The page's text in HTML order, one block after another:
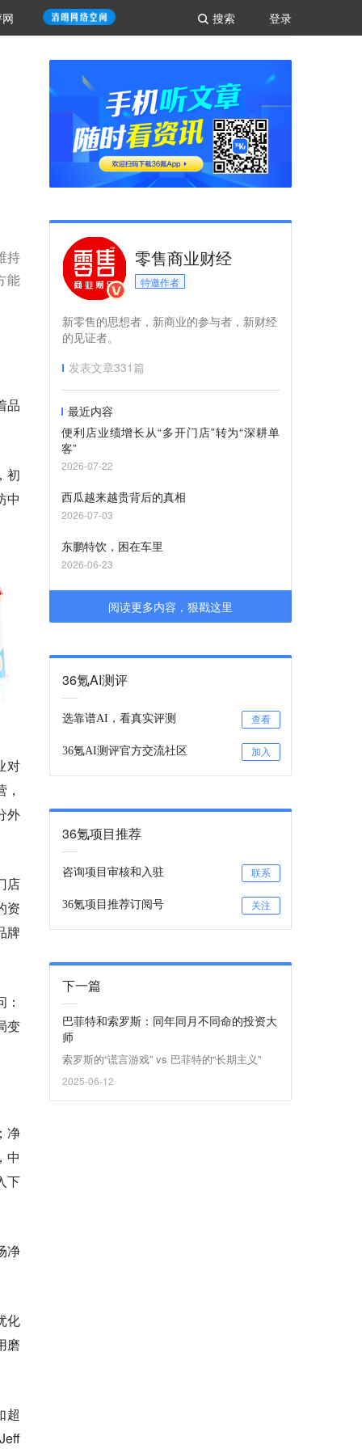
登录
搜索
持
能
品
初
中
对
外
店
资
牌
变
净
中
下
净
化
磨
超
零售商业财经
特邀作者
新零售的思想者，新商业的参与者，新财经
的见证者。
发表文章331篇
最近内容
便利店业绩增长从“多开门店”转为“深耕单
客”
2026-07-22
西瓜越来越贵背后的真相
2026-07-03
东鹏特饮，困在车里
2026-06-23
阅读更多内容，狠戳这里
36氪AI测评
选靠谱AI，看真实评测 查看
36氪AI测评官方交流社区 加入
36氪项目推荐
咨询项目审核和入驻 联系
36氪项目推荐订阅号 关注
下一篇
巴菲特和索罗斯：同年同月不同命的投资大
师
索罗斯的“谎言游戏” vs 巴菲特的“长期主义”
2025-06-12